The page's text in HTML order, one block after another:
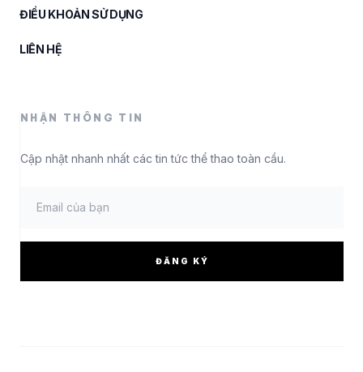
ĐIỀU KHOẢN SỬ DỤNG
LIÊN HỆ
NHẬN THÔNG TIN
Cập nhật nhanh nhất các tin tức thể thao toàn cầu.
ĐĂNG KÝ